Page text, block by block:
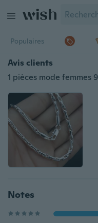
Populaires
Avis clients
Notes